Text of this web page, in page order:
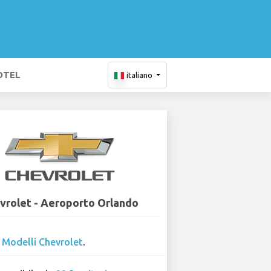
italiano
- Aeroporto Orlando
Modelli Chevrolet.